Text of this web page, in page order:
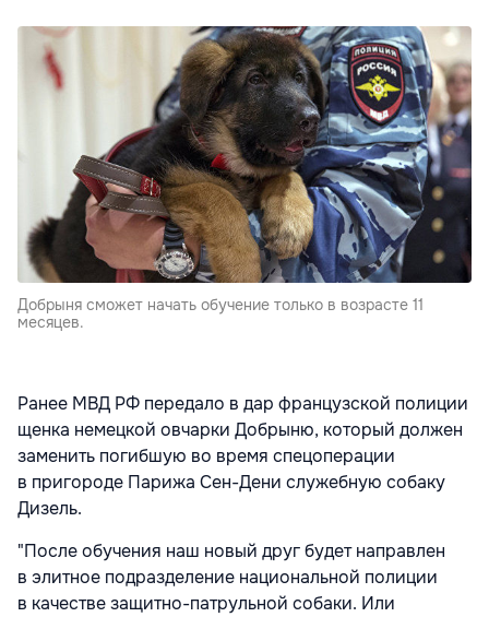
Добрыня сможет начать обучение только в возрасте 11
месяцев.
Ранее МВД РФ передало в дар французской полиции
щенка немецкой овчарки Добрыню, который должен
заменить погибшую во время спецоперации
в пригороде Парижа Сен-Дени служебную собаку
Дизель.
"После обучения наш новый друг будет направлен
в элитное подразделение национальной полиции
в качестве защитно-патрульной собаки. Или